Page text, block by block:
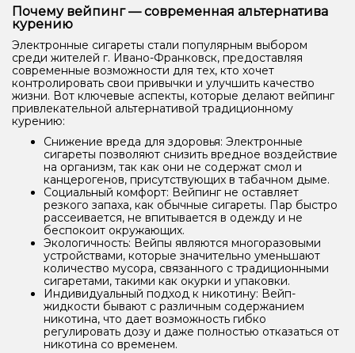
Почему вейпинг — современная альтернатива
курению
Электронные сигареты стали популярным выбором
среди жителей г. Ивано-Франковск, предоставляя
современные возможности для тех, кто хочет
контролировать свои привычки и улучшить качество
жизни. Вот ключевые аспекты, которые делают вейпинг
привлекательной альтернативой традиционному
курению:
Снижение вреда для здоровья: Электронные
сигареты позволяют снизить вредное воздействие
на организм, так как они не содержат смол и
канцерогенов, присутствующих в табачном дыме.
Социальный комфорт: Вейпинг не оставляет
резкого запаха, как обычные сигареты. Пар быстро
рассеивается, не впитывается в одежду и не
беспокоит окружающих.
Экологичность: Вейпы являются многоразовыми
устройствами, которые значительно уменьшают
количество мусора, связанного с традиционными
сигаретами, такими как окурки и упаковки.
Индивидуальный подход к никотину: Вейп-
жидкости бывают с различным содержанием
никотина, что дает возможность гибко
регулировать дозу и даже полностью отказаться от
никотина со временем.